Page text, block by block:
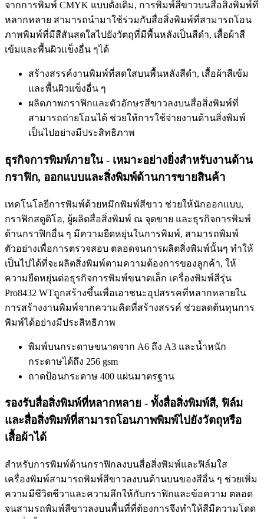
จากการพิมพ์ CMYK แบบดั้งเดิม, การพิมพ์สีขาวบนสื่อสิ่งพิมพ์ที่
หลากหลาย สามารถนำมาใช้ร่วมกับสื่อสิ่งพิมพ์ที่สามารถโอน
ภาพพิมพ์ที่มีสีสันสดใสไปยังวัตถุที่มีพื้นหลังเป็นสีดำ, เสื้อผ้าสี
เข้มและพื้นผิวแข็งอื่น ๆได้
สร้างสรรค์งานพิมพ์ที่สดใสบนพื้นหลังสีดำ, เสื้อผ้าสีเข้ม
และพื้นผิวแข็งอื่น ๆ
ผลิตภาพกราฟิกและตัวอักษรสีขาวลงบนสื่อสิ่งพิมพ์ที่
สามารถถ่ายโอนได้ ช่วยให้การใช้จ่ายงานด้านสิ่งพิมพ์
เป็นไปอย่างมีประสิทธิภาพ
ธุรกิจการพิมพ์ภายใน - เหมาะอย่างยิ่งสำหรับงานด้าน
กราฟิก, ออกแบบและสิ่งพิมพ์ด้านการขายสินค้า
เทคโนโลยีการพิมพ์ด้วยหมึกพิมพ์สีขาว ช่วยให้นักออกแบบ,
กราฟิกสตูดิโอ, ผู้ผลิตสื่อสิ่งพิมพ์ ณ จุดขาย และธุรกิจการพิมพ์
ด้านกราฟิกอื่น ๆ มีความยืดหยุ่นในการพิมพ์, สามารถพิมพ์
ตัวอย่างเพื่อการตรวจสอบ ตลอดจนการผลิตสิ่งพิมพ์นั้นๆ ทำให้
เป็นไปได้ที่จะผลิตสิ่งพิมพ์ตามความต้องการของลูกค้า, ให้
ความยืดหยุ่นต่อธุรกิจการพิมพ์ขนาดเล็ก เครื่องพิมพ์สีรุ่น
Pro8432 WTถูกสร้างขึ้นเพื่อเอาชนะอุปสรรคที่หลากหลายใน
การสร้างงานพิมพ์จากความคิดที่สร้างสรรค์ ช่วยลดต้นทุนการ
พิมพ์ได้อย่างมีประสิทธิภาพ
พิมพ์บนกระดาษขนาดจาก A6 ถึง A3 และน้ำหนัก
กระดาษได้ถึง 256 gsm
ถาดป้อนกระดาษ 400 แผ่นมาตรฐาน
รองรับสื่อสิ่งพิมพ์ที่หลากหลาย - ทั้งสื่อสิ่งพิมพ์สี, ฟิล์ม
และสื่อสิ่งพิมพ์ที่สามารถโอนภาพพิมพ์ไปยังวัตถุหรือ
เสื้อผ้าได้
สำหรับการพิมพ์ด้านกราฟิกลงบนสื่อสิ่งพิมพ์และฟิล์มใส
เครื่องพิมพ์สามารถพิมพ์สีขาวลงบนด้านบนของสีอื่น ๆ ช่วยเพิ่ม
ความมีชีวิตชีวาและความลึกให้กับกราฟิกและข้อความ ตลอด
จนสามรถพิมพ์สีขาวลงบนพื้นที่ที่ต้องการจึงทำให้สีมีความโดด